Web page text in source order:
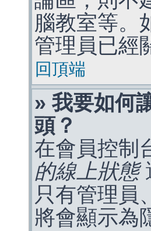
腦教室等。
管理員已經
回頂端
» 我要如何
頭？
在會員控制
的線上狀態
只有管理員
將會顯示為